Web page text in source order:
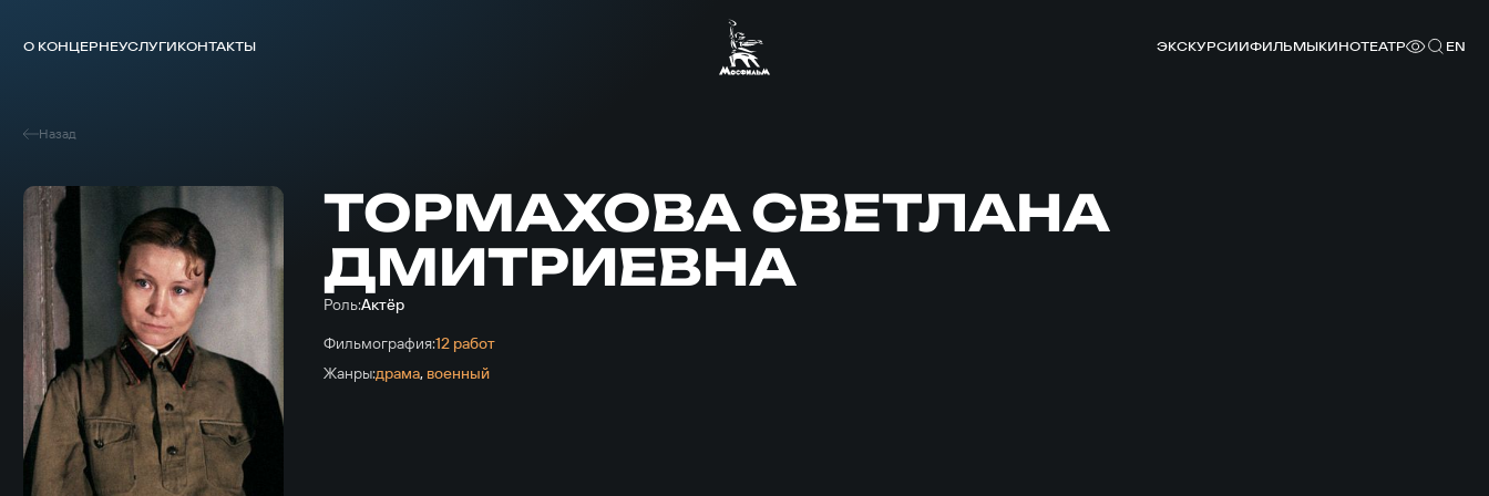
О КОНЦЕРНЕУСЛУГИКОНТАКТЫ ЭКСКУРСИИФИЛЬМЫКИНОТЕАТР EN
Назад
ТОРМАХОВА СВЕТЛАНА
ДМИТРИЕВНА
Роль:Актёр
Фильмография:12 работ
Жанры:драма, военный